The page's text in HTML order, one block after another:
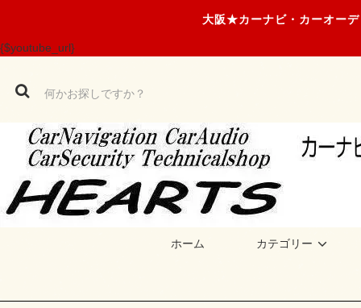
大阪★カーナビ・カーオー
{$youtube_url}
ホーム カテゴリー